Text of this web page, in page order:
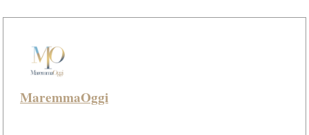
MaremmaOggi